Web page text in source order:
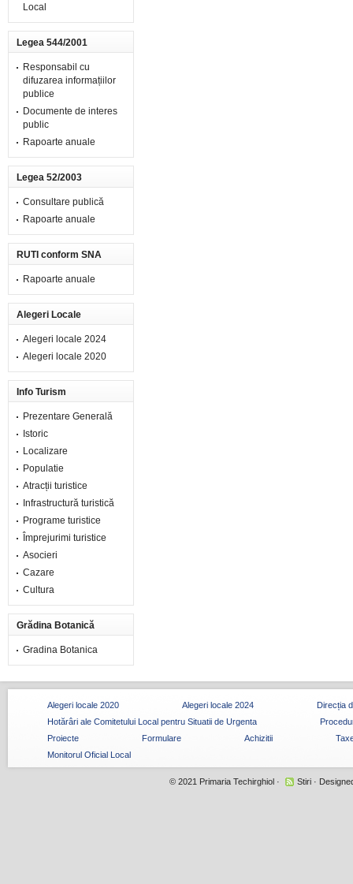
Local
Legea 544/2001
Responsabil cu
difuzarea informațiilor
publice
Documente de interes
public
Rapoarte anuale
Legea 52/2003
Consultare publică
Rapoarte anuale
RUTI conform SNA
Rapoarte anuale
Alegeri Locale
Alegeri locale 2024
Alegeri locale 2020
Info Turism
Prezentare Generală
Istoric
Localizare
Populatie
Atracții turistice
Infrastructură turistică
Programe turistice
Împrejurimi turistice
Asocieri
Cazare
Cultura
Grădina Botanică
Gradina Botanica
Alegeri locale 2020 Alegeri locale 2024
Direcția
Hotărâri ale Comitetului Local pentru Situatii de Urgenta
Proiecte
Formulare Achizitii
Monitorul Oficial Local
© 2021 Primaria Techirghiol· Stiri·